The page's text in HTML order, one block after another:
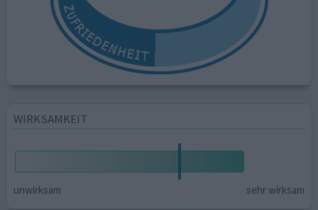
WIRKSAMKEIT
unwirksam sehr wirksam